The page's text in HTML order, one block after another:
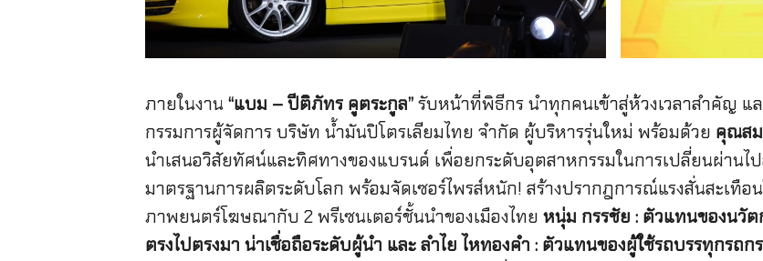
ภายในงาน “แบม – ปีติภัทร คูตระกูล”รับหน้าที่พิธีกร นำทุกคนเข้าสู่ห้วงเวลาสำคัญ แ
กรรมการผู้จัดการ บริษัท น้ำมันปิโตรเลียมไทย จำกัด ผู้บริหารรุ่นใหม่ พร้อมด้วย คุณส
นำเสนอวิสัยทัศน์และทิศทางของแบรนด์ เพื่อยกระดับอุตสาหกรรมในการเปลี่ยนผ่านไ
มาตรฐานการผลิตระดับโลก พร้อมจัดเซอร์ไพรส์หนัก! สร้างปรากฎการณ์แรงสั่นสะเทื
ภาพยนตร์โฆษณากับ 2 พรีเซนเตอร์ชั้นนำของเมืองไทย หนุ่ม กรรชัย : ตัวแทนของนวัต
ตรงไปตรงมา น่าเชื่อถือระดับผู้นำ และ ลำไย ไหทองคำ : ตัวแทนของผู้ใช้รถบรรทุกรถ